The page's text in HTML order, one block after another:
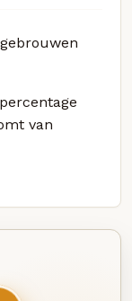
van